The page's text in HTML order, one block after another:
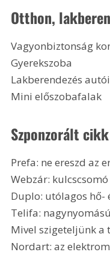
Otthon,
Vagyonbiztonság
Gyerekszoba
Lakberendezés
Mini előszobafalak
Szponzorált cikk
Prefa: ne ereszd az
Webzár:
Duplo: utólagos hő-
Telifa:
Mivel szigeteljünk a
Nordart: az